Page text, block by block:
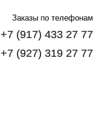
Заказы по телефонам
+7 (917) 433 27 77
+7 (927) 319 27 77